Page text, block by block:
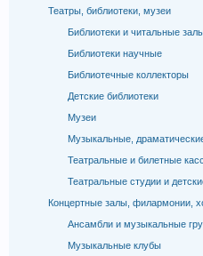
Театры, библиотеки, музеи
Библиотеки и читальные
Библиотеки научные
Библиотечные коллекторы
Детские библиотеки
Музеи
Музыкальные,
Театральные и билетные
Театральные студии и
Концертные залы, филармонии,
Ансамбли и музыкальные
Музыкальные клубы